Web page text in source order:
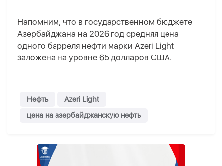
Напомним, что в государственном бюджете
Азербайджана на 2026 год средняя цена
одного барреля нефти марки Azeri Light
заложена на уровне 65 долларов США.
Нефть
Azeri Light
цена на азербайджанскую нефть